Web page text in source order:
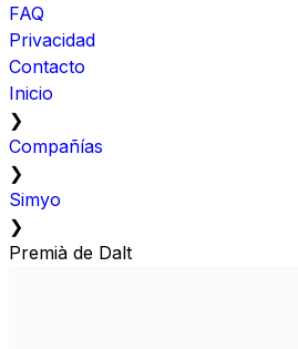
FAQ
Privacidad
Contacto
Inicio
❯
Compañías
❯
Simyo
❯
Premià de Dalt